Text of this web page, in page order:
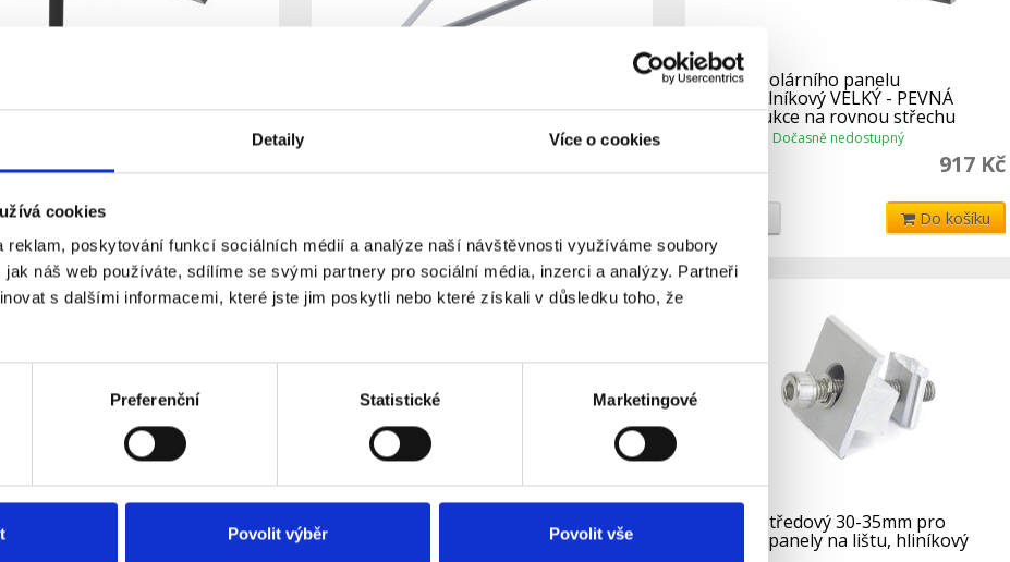
Detaily Více o cookies
cookies
reklam, poskytování funkcí sociálních médií a analýze naší návštěvnosti využíváme soubory
jak náš web používáte, sdílíme se svými partnery pro sociální média, inzerci a analýzy. Partneři
s dalšími informacemi, které jste jim poskytli nebo které získali v důsledku toho, že
Preferenční Statistické Marketingové
Povolit výběr Povolit vše
NASTAVITELNÁ konstrukce na
Držák solárního panelu
trojúhelníkový VELKÝ - PEVNÁ
konstrukce na rovnou střechu
Dočasně nedostupný
917 Kč
Do košíku
středový - Zapuštěný 30-
ČERNÝ pro solární panely na
Držák středový - Zapuštěný 30-
35mm pro solární panely na lištu,
Držák středový 30-35mm pro
solární panely na lištu, hliníkový